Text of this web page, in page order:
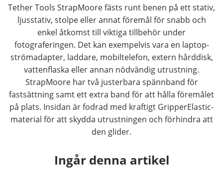
Tether Tools StrapMoore fästs runt benen på ett stativ,
ljusstativ, stolpe eller annat föremål för snabb och
enkel åtkomst till viktiga tillbehör under
fotograferingen. Det kan exempelvis vara en laptop-
strömadapter, laddare, mobiltelefon, extern hårddisk,
vattenflaska eller annan nödvändig utrustning.
StrapMoore har två justerbara spännband för
fastsättning samt ett extra band för att hålla föremålet
på plats. Insidan är fodrad med kraftigt GripperElastic-
material för att skydda utrustningen och förhindra att
den glider.
Ingår denna artikel